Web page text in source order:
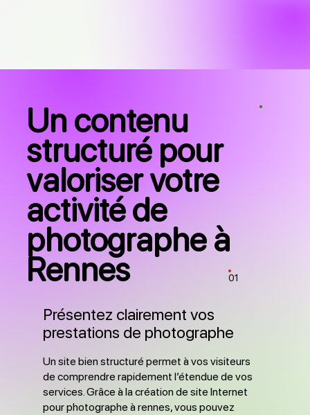
Un contenu
structuré pour
valoriser votre
activité de
photographe à
Rennes 01
Présentez clairement vos
prestations de photographe
Un site bien structuré permet à vos visiteurs
de comprendre rapidement l’étendue de vos
services. Grâce à la création de site Internet
pour photographe à rennes, vous pouvez